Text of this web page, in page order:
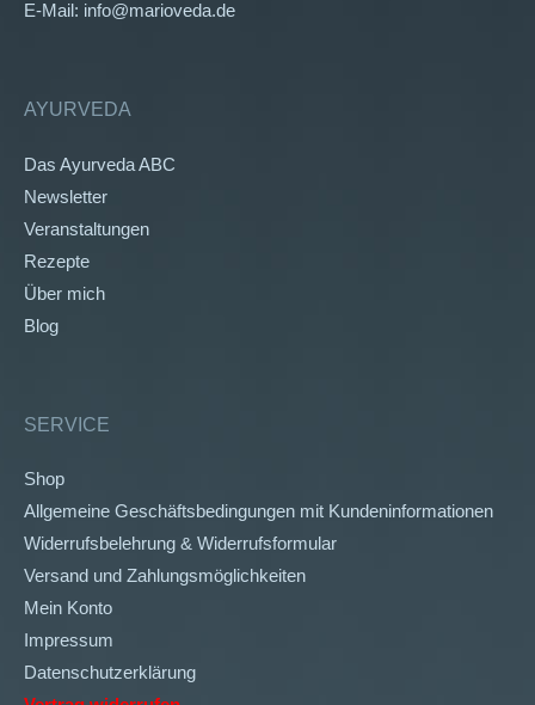
E-Mail: info@marioveda.de
AYURVEDA
Das Ayurveda ABC
Newsletter
Veranstaltungen
Rezepte
Über mich
Blog
SERVICE
Shop
Allgemeine Geschäftsbedingungen mit Kundeninformationen
Widerrufsbelehrung & Widerrufsformular
Versand und Zahlungsmöglichkeiten
Mein Konto
Impressum
Datenschutzerklärung